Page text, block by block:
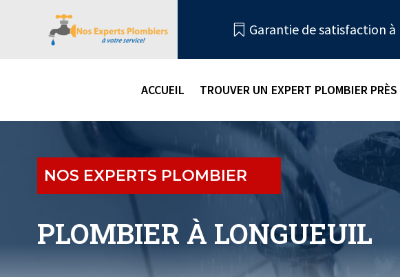
 Garantie de satisfaction à
ACCUEIL TROUVER UN EXPERT PLOMBIER
NOS EXPERTS PLOMBIER
PLOMBIER À LONGUEUIL